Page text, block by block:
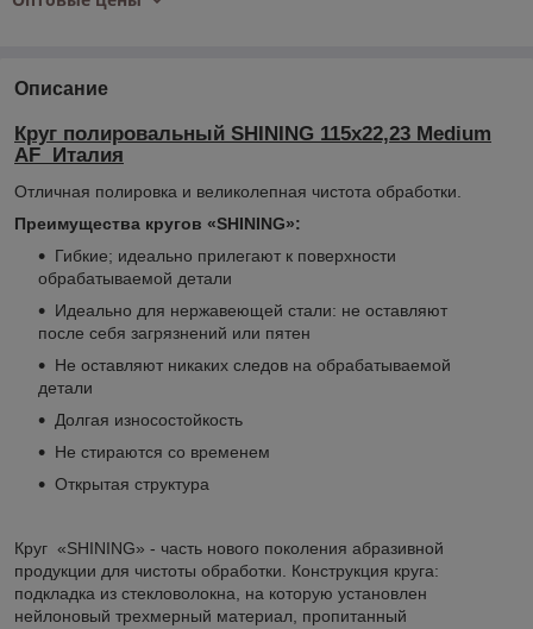
Описание
Круг полировальный SHINING 115х22,23 Medium
AF Италия
Отличная полировка и великолепная чистота обработки.
Преимущества кругов «SHINING»:
Гибкие; идеально прилегают к поверхности
обрабатываемой детали
Идеально для нержавеющей стали: не оставляют
после себя загрязнений или пятен
Не оставляют никаких следов на обрабатываемой
детали
Долгая износостойкость
Не стираются со временем
Открытая структура
Круг «SHINING» - часть нового поколения абразивной
продукции для чистоты обработки. Конструкция круга:
подкладка из стекловолокна, на которую установлен
нейлоновый трехмерный материал, пропитанный